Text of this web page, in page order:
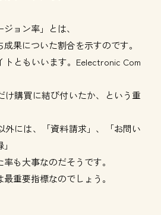
ョン率」とは、
成果についた割合を示すのです。
トともいいます。Eelectronic Com
け購買に結び付いたか、という重
外には、「資料請求」、「お問い
も大事なのだそうです。
重要指標なのでしょう。